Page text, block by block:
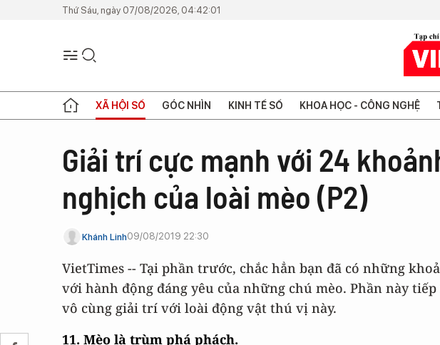
Thứ Sáu, ngày 07/08/2026, 04:42:01
XÃ HỘI SỐ GÓC NHÌN KINH TẾ SỐ KHOA HỌC - CÔNG NGHỆ
Giải trí cực mạnh với 24
nghịch của loài mèo (P2)
Khánh Linh09/08/2019 22:30
VietTimes -- Tại phần trước, chắc hẳn bạn đã có những
với hành động đáng yêu của những chú mèo. Phần này
vô cùng giải trí với loài động vật thú vị này.
11. Mèo là trùm phá phách.